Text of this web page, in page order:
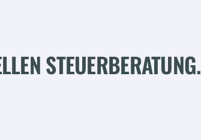
STEUERBERATUNG.